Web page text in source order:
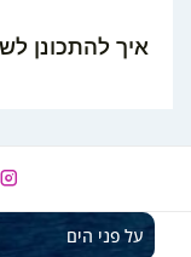
איך להתכונן
על פני הים